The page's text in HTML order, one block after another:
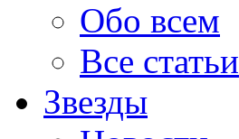
Обо всем
Все статьи
Звезды